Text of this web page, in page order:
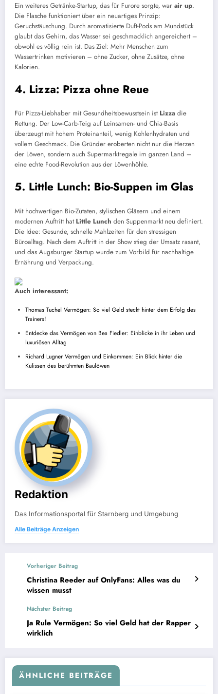
Ein weiteres Getränke-Startup, das für Furore sorgte, war air up.
Die Flasche funktioniert über ein neuartiges Prinzip:
Geruchstäuschung. Durch aromatisierte Duft-Pods am Mundstück
glaubt das Gehirn, das Wasser sei geschmacklich angereichert –
obwohl es völlig rein ist. Das Ziel: Mehr Menschen zum
Wassertrinken motivieren – ohne Zucker, ohne Zusätze, ohne
Kalorien.
4. Lizza: Pizza ohne Reue
Für Pizza-Liebhaber mit Gesundheitsbewusstsein ist Lizza die
Rettung. Der Low-Carb-Teig auf Leinsamen- und Chia-Basis
überzeugt mit hohem Proteinanteil, wenig Kohlenhydraten und
vollem Geschmack. Die Gründer eroberten nicht nur die Herzen
der Löwen, sondern auch Supermarktregale im ganzen Land –
eine echte Food-Revolution aus der Löwenhöhle.
5. Little Lunch: Bio-Suppen im Glas
Mit hochwertigen Bio-Zutaten, stylischen Gläsern und einem
modernen Auftritt hat Little Lunch den Suppenmarkt neu definiert.
Die Idee: Gesunde, schnelle Mahlzeiten für den stressigen
Büroalltag. Nach dem Auftritt in der Show stieg der Umsatz rasant,
und das Augsburger Startup wurde zum Vorbild für nachhaltige
Ernährung und Verpackung.
Auch interessant:
Thomas Tuchel Vermögen: So viel Geld steckt hinter dem Erfolg des
Trainers!
Entdecke das Vermögen von Bea Fiedler: Einblicke in ihr Leben und
luxuriösen Alltag
Richard Lugner Vermögen und Einkommen: Ein Blick hinter die
Kulissen des berühmten Baulöwen
Redaktion
Das Informationsportal für Starnberg und Umgebung
Alle Beiträge Anzeigen
Vorheriger Beitrag
Christina Reeder auf OnlyFans: Alles was du
wissen musst
Nächster Beitrag
Ja Rule Vermögen: So viel Geld hat der Rapper
wirklich
ÄHNLICHE BEITRÄGE